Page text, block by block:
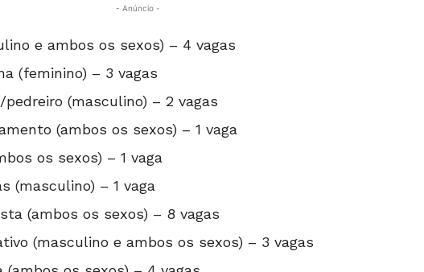
- Anúncio -
e ambos os sexos) – 4 vagas
(feminino) – 3 vagas
(masculino) – 2 vagas
(ambos os sexos) – 1 vaga
os sexos) – 1 vaga
(masculino) – 1 vaga
(ambos os sexos) – 8 vagas
(masculino e ambos os sexos) – 3 vagas